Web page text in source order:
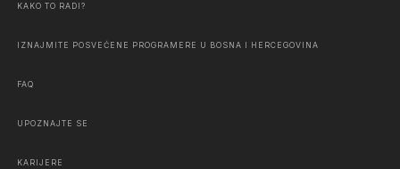
KAKO TO RADI?
IZNAJMITE POSVEĆENE PROGRAMERE U BOSNA I HERCEGOVINA
FAQ
UPOZNAJTE SE
KARIJERE